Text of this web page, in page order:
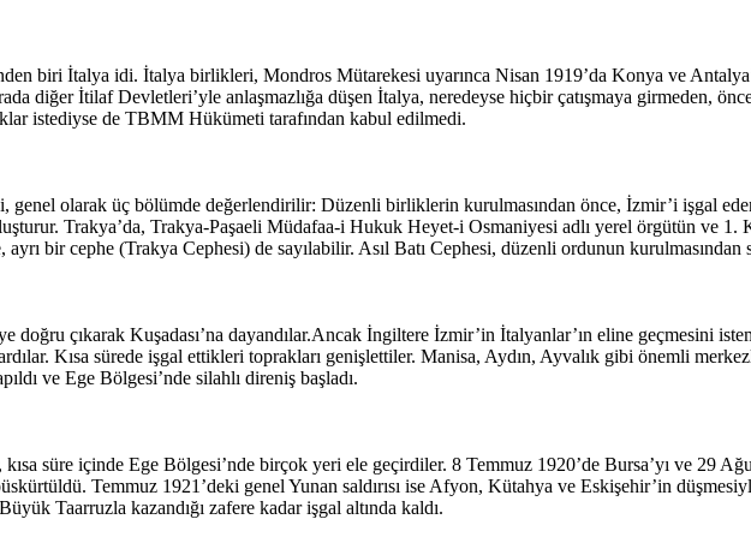
biri İtalya idi. İtalya birlikleri, Mondros Mütarekesi uyarınca Nisan 1919’da Konya ve
diğer İtilaf Devletleri’yle anlaşmazlığa düşen İtalya, neredeyse hiçbir çatışmaya girmeden,
istediyse de TBMM Hükümeti tarafından kabul edilmedi.
genel olarak üç bölümde değerlendirilir: Düzenli birliklerin kurulmasından önce, İzmir’i işgal
Trakya’da, Trakya-Paşaeli Müdafaa-i Hukuk Heyet-i Osmaniyesi adlı yerel örgütün ve 1.
bir cephe (Trakya Cephesi) de sayılabilir. Asıl Batı Cephesi, düzenli ordunun kurulmasından
doğru çıkarak Kuşadası’na dayandılar.Ancak İngiltere İzmir’in İtalyanlar’ın eline geçmesini
Kısa sürede işgal ettikleri toprakları genişlettiler. Manisa, Aydın, Ayvalık gibi önemli
ve Ege Bölgesi’nde silahlı direniş başladı.
süre içinde Ege Bölgesi’nde birçok yeri ele geçirdiler. 8 Temmuz 1920’de Bursa’yı ve 29
Temmuz 1921’deki genel Yunan saldırısı ise Afyon, Kütahya ve Eskişehir’in
Taarruzla kazandığı zafere kadar işgal altında kaldı.